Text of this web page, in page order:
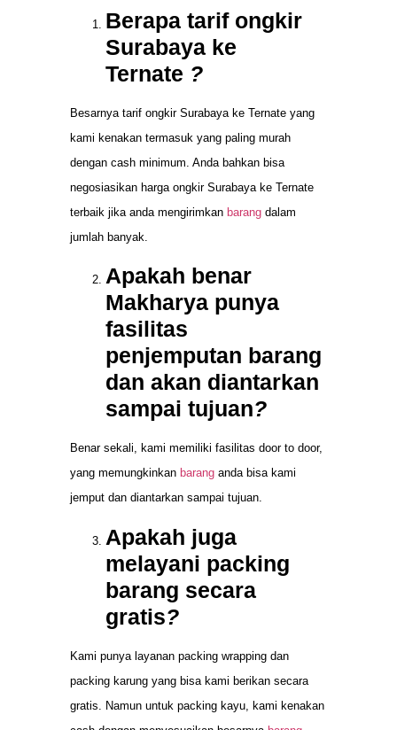
Berapa tarif ongkir
Surabaya ke
Ternate ?
Besarnya tarif ongkir Surabaya ke Ternate yang
kami kenakan termasuk yang paling murah
dengan cash minimum. Anda bahkan bisa
negosiasikan harga ongkir Surabaya ke Ternate
terbaik jika anda mengirimkan barang dalam
jumlah banyak.
Apakah benar
Makharya punya
fasilitas
penjemputan barang
dan akan diantarkan
sampai tujuan?
Benar sekali, kami memiliki fasilitas door to door,
yang memungkinkan barang anda bisa kami
jemput dan diantarkan sampai tujuan.
Apakah juga
melayani packing
barang secara
gratis?
Kami punya layanan packing wrapping dan
packing karung yang bisa kami berikan secara
gratis. Namun untuk packing kayu, kami kenakan